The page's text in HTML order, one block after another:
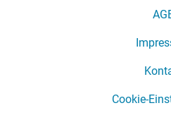
Cookie-